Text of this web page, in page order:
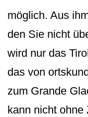
möglich. Aus
den Sie nicht
wird nur das
das von
zum Grande
kann nicht